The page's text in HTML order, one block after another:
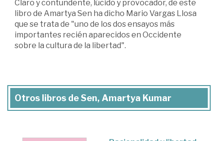
Claro y contundente, lúcido y provocador, de este
libro de Amartya Sen ha dicho Mario Vargas Llosa
que se trata de "uno de los dos ensayos más
importantes recién aparecidos en Occidente
sobre la cultura de la libertad".
Otros libros de Sen, Amartya Kumar